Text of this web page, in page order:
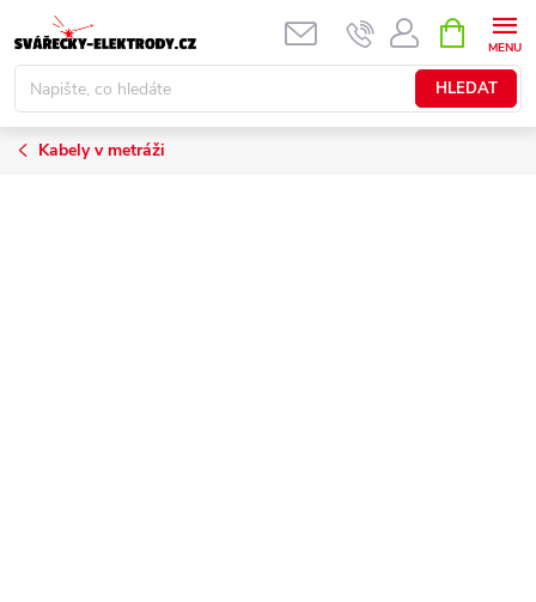
na
obsah
HLEDAT
NÁKUPNÍ
KOŠÍK
Kabely v metráži